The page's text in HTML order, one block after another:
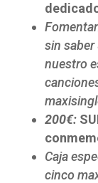
sin saber
nuestro
200€:
Caja
cinco